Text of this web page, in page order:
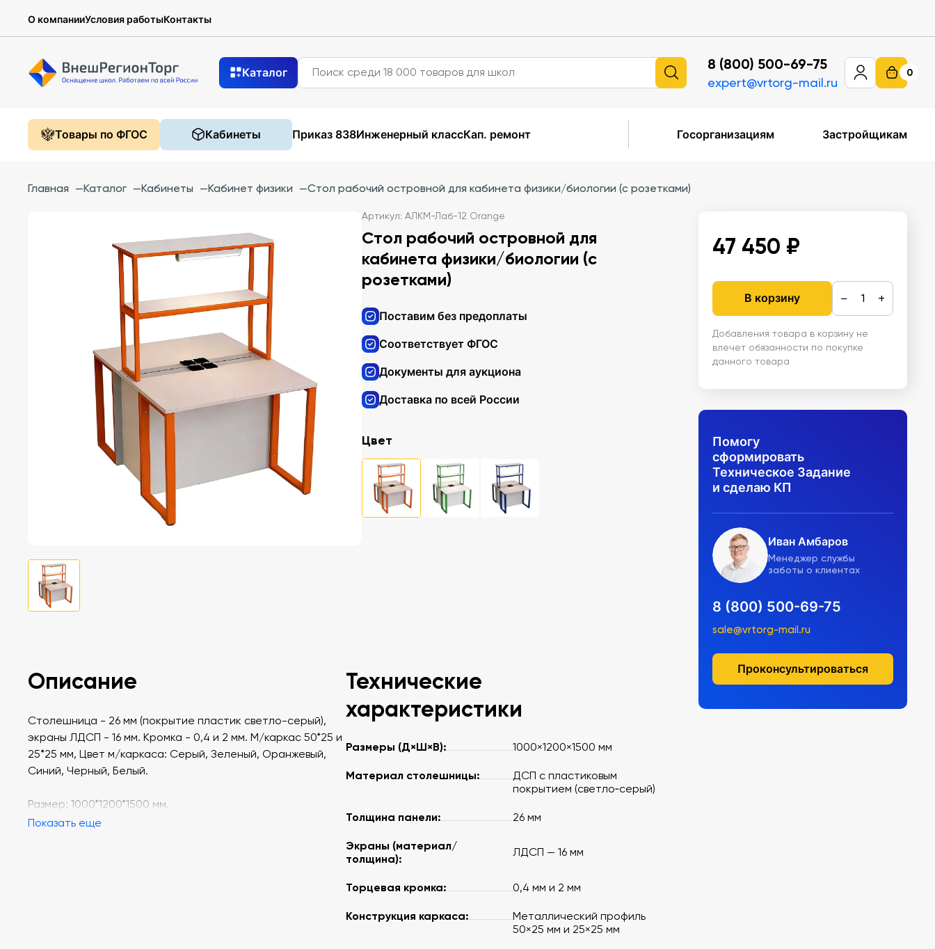
О компанииУсловия работыКонтакты
Каталог 8 (800) 500-69-75
expert@vrtorg-mail.ru
0
Товары по ФГОС Кабинеты Приказ 838Инженерный классКап. ремонт Госорганизациям Застройщикам
Главная —Каталог —Кабинеты —Кабинет физики —Стол рабочий островной для кабинета физики/биологии (с розетками)
Артикул: АЛКМ-Лаб-12 Orange
Стол рабочий островной для
кабинета физики/биологии (с
розетками)
Поставим без предоплаты
Соответствует ФГОС
Документы для аукциона
Доставка по всей России
Цвет
47 450 ₽
В корзину − +
Добавления товара в корзину не
влечет обязанности по покупке
данного товара
Помогу
сформировать
Техническое Задание
и сделаю КП
Иван Амбаров
Менеджер службы
заботы о клиентах
8 (800) 500-69-75
sale@vrtorg-mail.ru
Проконсультироваться
Описание
Столешница - 26 мм (покрытие пластик светло-серый),
экраны ЛДСП - 16 мм. Кромка - 0,4 и 2 мм. М/каркас 50*25 и
25*25 мм, Цвет м/каркаса: Серый, Зеленый, Оранжевый,
Синий, Черный, Белый.
Размер: 1000*1200*1500 мм.
Показать еще
Технические
характеристики
Размеры (Д×Ш×В): 1000×1200×1500 мм
Материал столешницы:
ДСП с пластиковым
покрытием (светло‑серый)
Толщина панели: 26 мм
Экраны (материал/
толщина):
ЛДСП — 16 мм
Торцевая кромка: 0,4 мм и 2 мм
Конструкция каркаса:
Металлический профиль
50×25 мм и 25×25 мм